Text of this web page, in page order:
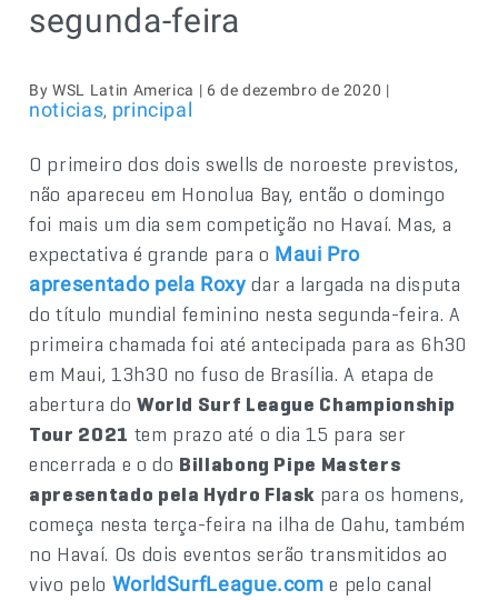
segunda-feira
By WSL Latin America | 6 de dezembro de 2020 |
noticias, principal
O primeiro dos dois swells de noroeste previstos,
não apareceu em Honolua Bay, então o domingo
foi mais um dia sem competição no Havaí. Mas, a
expectativa é grande para o Maui Pro
apresentado pela Roxy dar a largada na disputa
do título mundial feminino nesta segunda-feira. A
primeira chamada foi até antecipada para as 6h30
em Maui, 13h30 no fuso de Brasília. A etapa de
abertura do World Surf League Championship
Tour 2021 tem prazo até o dia 15 para ser
encerrada e o do Billabong Pipe Masters
apresentado pela Hydro Flask para os homens,
começa nesta terça-feira na ilha de Oahu, também
no Havaí. Os dois eventos serão transmitidos ao
vivo pelo WorldSurfLeague.com e pelo canal